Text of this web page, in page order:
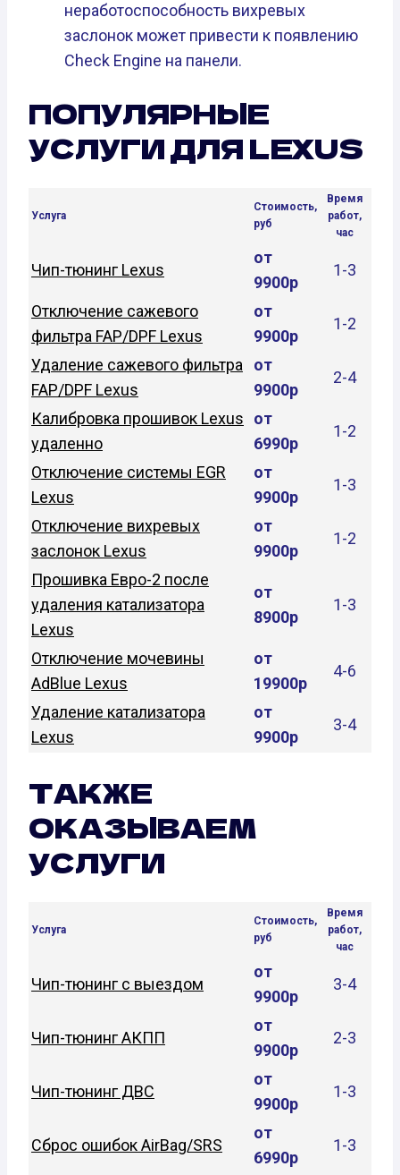
неработоспособность вихревых
заслонок может привести к появлению
Check Engine на панели.
ПОПУЛЯРНЫЕ
УСЛУГИ ДЛЯ LEXUS
Услуга
Стоимость,
руб
Время
работ,
час
Чип-тюнинг Lexus
от
9900р
1-3
Отключение сажевого
фильтра FAP/DPF Lexus
от
9900р
1-2
Удаление сажевого фильтра
FAP/DPF Lexus
от
9900р
2-4
Калибровка прошивок Lexus
удаленно
от
6990р
1-2
Отключение системы EGR
Lexus
от
9900р
1-3
Отключение вихревых
заслонок Lexus
от
9900р
1-2
Прошивка Евро-2 после
удаления катализатора
Lexus
от
8900р
1-3
Отключение мочевины
AdBlue Lexus
от
19900р
4-6
Удаление катализатора
Lexus
от
9900р
3-4
ТАКЖЕ
ОКАЗЫВАЕМ
УСЛУГИ
Услуга
Стоимость,
руб
Время
работ,
час
Чип-тюнинг с выездом
от
9900р
3-4
Чип-тюнинг АКПП
от
9900р
2-3
Чип-тюнинг ДВС
от
9900р
1-3
Сброс ошибок AirBag/SRS
от
6990р
1-3